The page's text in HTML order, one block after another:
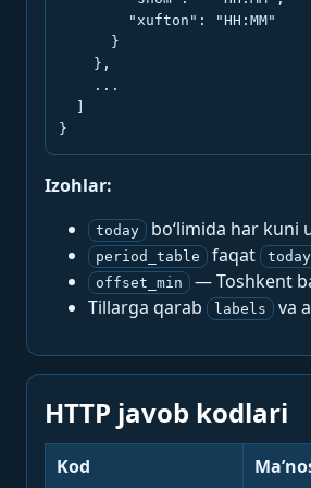
        "xufton": "HH:MM"
      }
    },
    ...
}
Izohlar:
today bo‘limida har kuni
period_table faqat today
offset_min
— Toshkent
Tillarga qarab
labels va
HTTP javob kodlari
Kod